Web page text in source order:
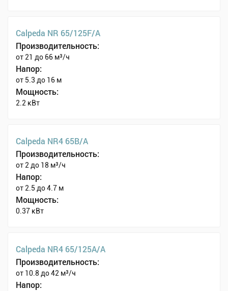
Calpeda NR 65/125F/A
Производительность:
от 21 до 66 м³/ч
Напор:
от 5.3 до 16 м
Мощность:
2.2 кВт
Calpeda NR4 65B/A
Производительность:
от 2 до 18 м³/ч
Напор:
от 2.5 до 4.7 м
Мощность:
0.37 кВт
Calpeda NR4 65/125A/A
Производительность:
от 10.8 до 42 м³/ч
Напор: